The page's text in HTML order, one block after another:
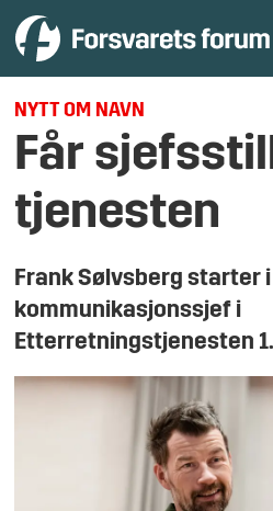
NYTT OM NAVN
Får
tjenesten
Frank Sølvsberg starter
kommunikasjonssjef i
Etterretningstjenesten